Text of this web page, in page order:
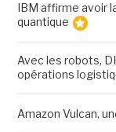
IBM affirme avoir
quantique
Avec les robots,
opérations
Amazon Vulcan,